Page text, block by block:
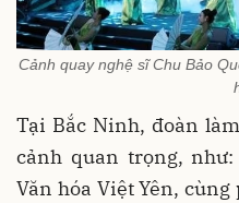
Cảnh quay nghệ sĩ Chu Bảo
Tại Bắc Ninh, đoàn
cảnh quan trọng,
Văn hóa Việt Yên,